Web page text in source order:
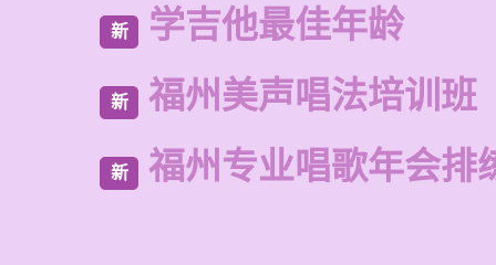
新 学吉他最佳年龄
新 福州美声唱法培训班
新 福州专业唱歌年会排